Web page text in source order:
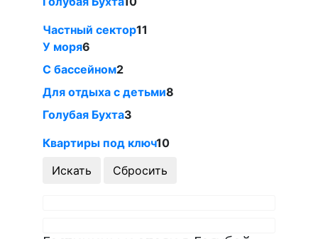
Частный сектор11
У моря6
С бассейном2
Для отдыха с детьми8
Голубая Бухта3
Квартиры под ключ10